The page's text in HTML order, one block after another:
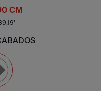
CM